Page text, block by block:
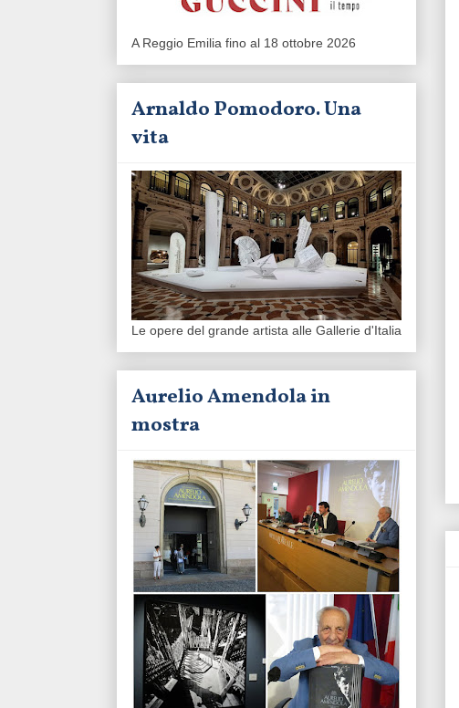
A Reggio Emilia fino al 18 ottobre 2026
Arnaldo Pomodoro. Una
vita
Le opere del grande artista alle Gallerie d'Italia
Aurelio Amendola in
mostra